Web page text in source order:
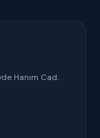
Hanım Cad.